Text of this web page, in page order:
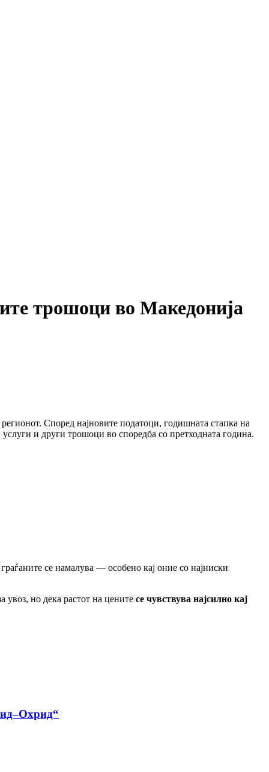
трошоци во Македонија
Според најновите податоци, годишната стапка на
и други трошоци во споредба со претходната година.
се намалува — особено кај оние со најниски
увоз, но дека растот на цените се чувствува најсилно кај